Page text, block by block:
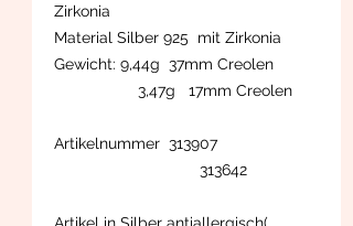
Zirkonia
Material Silber 925 mit Zirkonia
Gewicht: 9,44g 37mm Creolen
3,47g 17mm Creolen
Artikelnummer 313907
313642